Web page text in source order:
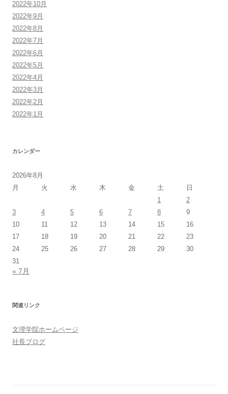
2022年10月
2022年9月
2022年8月
2022年7月
2022年6月
2022年5月
2022年4月
2022年3月
2022年2月
2022年1月
カレンダー
2026年8月
月
火 水 木 金 土
日
1
2
3
4 5 6 7 8
9
10
11 12 13 14 15
16
17
18 19 20 21 22
23
24
25 26 27 28 29
30
31
« 7月
関連リンク
文理学院ホームページ
社長ブログ